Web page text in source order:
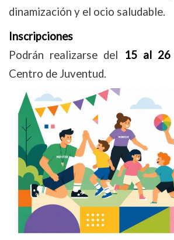
dinamización y el ocio saludable.
Inscripciones
Podrán realizarse del
15 al 26
Centro de Juventud.